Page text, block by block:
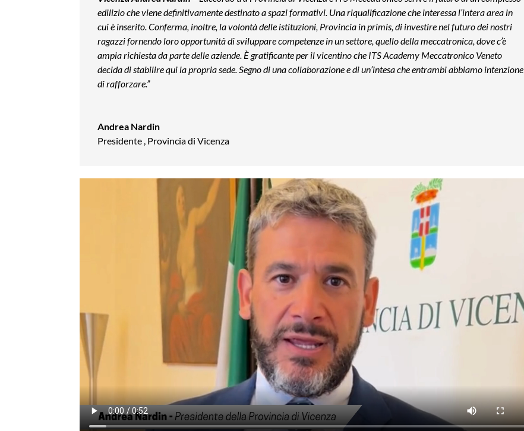
edilizio che viene definitivamente destinato a spazi formativi. Una riqualificazione che interessa l’intera area in
cui è inserito. Conferma, inoltre, la volontà delle istituzioni, Provincia in primis, di investire nel futuro dei nostri
ragazzi fornendo loro opportunità di sviluppare competenze in un settore, quello della meccatronica, dove c’è
ampia richiesta da parte delle aziende. È gratificante per il vicentino che ITS Academy Meccatronico Veneto
decida di stabilire qui la propria sede. Segno di una collaborazione e di un’intesa che entrambi abbiamo intenzione
di rafforzare.”
Andrea Nardin
Presidente , Provincia di Vicenza